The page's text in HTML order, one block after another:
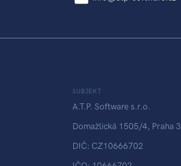
SUBJEKT
A.T.P. Software s.r.o.
Domažlická 1505/4, Praha 3
DIČ: CZ10666702